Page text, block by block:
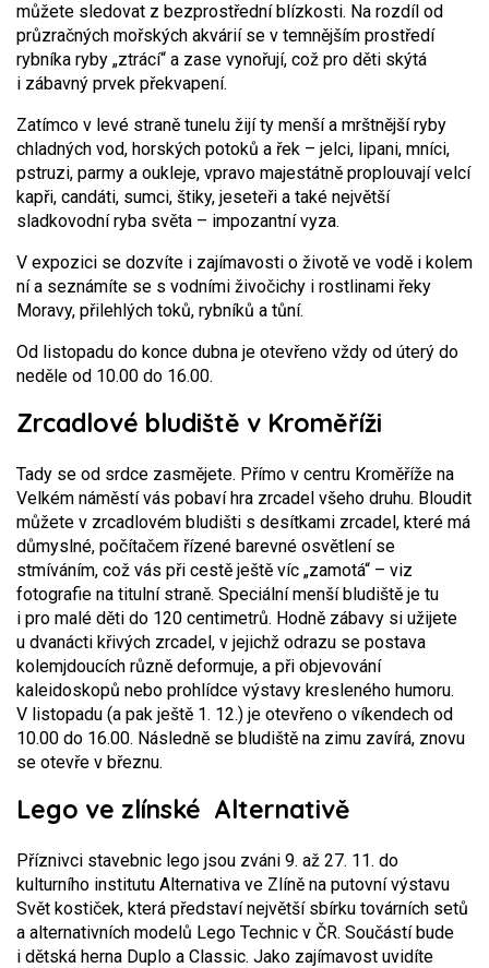
můžete sledovat z bezprostřední blízkosti. Na rozdíl od
průzračných mořských akvárií se v temnějším prostředí
rybníka ryby „ztrácí“ a zase vynořují, což pro děti skýtá
i zábavný prvek překvapení.
Zatímco v levé straně tunelu žijí ty menší a mrštnější ryby
chladných vod, horských potoků a řek – jelci, lipani, mníci,
pstruzi, parmy a oukleje, vpravo majestátně proplouvají velcí
kapři, candáti, sumci, štiky, jeseteři a také největší
sladkovodní ryba světa – impozantní vyza.
V expozici se dozvíte i zajímavosti o životě ve vodě i kolem
ní a seznámíte se s vodními živočichy i rostlinami řeky
Moravy, přilehlých toků, rybníků a tůní.
Od listopadu do konce dubna je otevřeno vždy od úterý do
neděle od 10.00 do 16.00.
Zrcadlové bludiště v Kroměříži
Tady se od srdce zasmějete. Přímo v centru Kroměříže na
Velkém náměstí vás pobaví hra zrcadel všeho druhu. Bloudit
můžete v zrcadlovém bludišti s desítkami zrcadel, které má
důmyslné, počítačem řízené barevné osvětlení se
stmíváním, což vás při cestě ještě víc „zamotá“ – viz
fotografie na titulní straně. Speciální menší bludiště je tu
i pro malé děti do 120 centimetrů. Hodně zábavy si užijete
u dvanácti křivých zrcadel, v jejichž odrazu se postava
kolemjdoucích různě deformuje, a při objevování
kaleidoskopů nebo prohlídce výstavy kresleného humoru.
V listopadu (a pak ještě 1. 12.) je otevřeno o víkendech od
10.00 do 16.00. Následně se bludiště na zimu zavírá, znovu
se otevře v březnu.
Lego ve zlínské Alternativě
Příznivci stavebnic lego jsou zváni 9. až 27. 11. do
kulturního institutu Alternativa ve Zlíně na putovní výstavu
Svět kostiček, která představí největší sbírku továrních setů
a alternativních modelů Lego Technic v ČR. Součástí bude
i dětská herna Duplo a Classic. Jako zajímavost uvidíte